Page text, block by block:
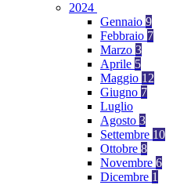
2024
Gennaio 9
Febbraio 7
Marzo 3
Aprile 5
Maggio 12
Giugno 7
Luglio
Agosto 3
Settembre 10
Ottobre 8
Novembre 6
Dicembre 1